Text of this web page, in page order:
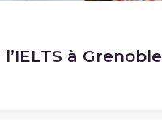
l’IELTS à Grenoble